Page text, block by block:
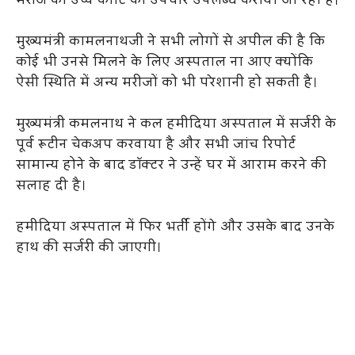
मुख्यमंत्री कामलनाथजी ने सभी लोगों से अपील की है कि
कोई भी उनसे मिलने के लिए अस्पताल ना आए क्योंकि
ऐसी स्थिति में अन्य मरीजों को भी परेशानी हो सकती है।
मुख्यमंत्री कमलनाथ ने कल हमीदिया अस्पताल में सर्जरी के
पूर्व रूटीन चेकअप करवाया है और सभी जांच रिपोर्ट
सामान्य होने के बाद डॉक्टर ने उन्हें घर में आराम करने की
सलाह दी है।
हमीदिया अस्पताल में फिर भर्ती होंगे और उसके बाद उनके
हाथ की सर्जरी की जाएगी।